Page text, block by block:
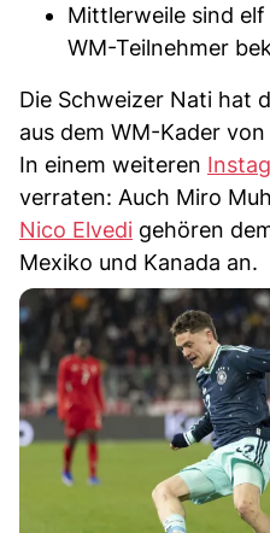
Mittlerweile sind
WM-Teilnehmer
Die Schweizer Nati hat
aus dem WM-Kader von
In einem weiteren
verraten: Auch Miro
Nico Elvedi gehören
Mexiko und Kanada an.